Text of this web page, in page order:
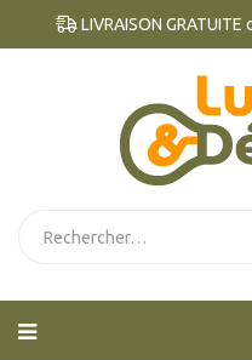
LIVRAISON GRATUITE